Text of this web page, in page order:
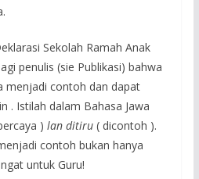
Sekolah Ramah Anak
penulis (sie Publikasi) bahwa
menjadi contoh dan dapat
. Istilah dalam Bahasa Jawa
) lan ditiru( dicontoh ).
contoh bukan hanya
untuk Guru!